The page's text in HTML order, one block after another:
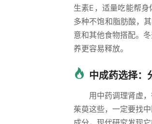
生素E，适量吃能帮
多种不饱和脂肪酸，
意和其他食物搭配。
养更容易释放。
中成药选择：
用中药调理肾虚
茱萸这些，一定要找